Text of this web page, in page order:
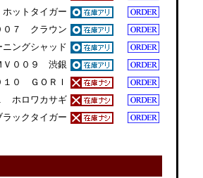
ットタイガー
０７ クラウン
ングシャッド
Ｖ００９ 渋銀
１０ ＧＯＲＩ
ホロワカサギ
ックタイガー